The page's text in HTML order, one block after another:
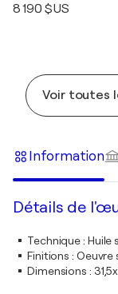
8 190 $US
Voir toutes
Information
Détails de
Technique: Huile
Finitions : Oeuvre
Dimensions :